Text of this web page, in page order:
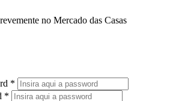
no Mercado das Casas
*
*